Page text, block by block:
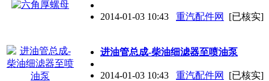
2014-01-03 10:43 重汽配件网 [已核实]
进油管总成-柴油细滤器至喷油泵
2014-01-03 10:43 重汽配件网 [已核实]